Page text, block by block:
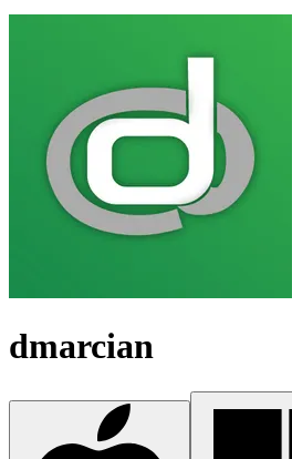
dmarcian